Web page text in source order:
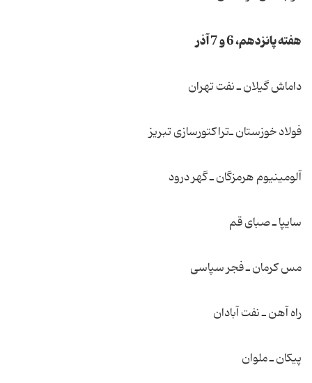
هفته پانزدهم، 6 و 7 آذر
داماش گیلان ـ نفت تهران
فولاد خوزستان ـ‌تراكتورسازی تبریز
آلومینیوم هرمزگان ـ گهر درود
سایپا ـ صبای قم
مس كرمان ـ فجر سپاسی
راه آهن ـ نفت آبادان
پیكان ـ ملوان